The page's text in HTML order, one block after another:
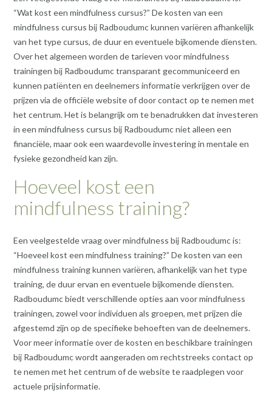
“Wat kost een mindfulness cursus?” De kosten van een
mindfulness cursus bij Radboudumc kunnen variëren afhankelijk
van het type cursus, de duur en eventuele bijkomende diensten.
Over het algemeen worden de tarieven voor mindfulness
trainingen bij Radboudumc transparant gecommuniceerd en
kunnen patiënten en deelnemers informatie verkrijgen over de
prijzen via de officiële website of door contact op te nemen met
het centrum. Het is belangrijk om te benadrukken dat investeren
in een mindfulness cursus bij Radboudumc niet alleen een
financiële, maar ook een waardevolle investering in mentale en
fysieke gezondheid kan zijn.
Hoeveel kost een
mindfulness training?
Een veelgestelde vraag over mindfulness bij Radboudumc is:
“Hoeveel kost een mindfulness training?” De kosten van een
mindfulness training kunnen variëren, afhankelijk van het type
training, de duur ervan en eventuele bijkomende diensten.
Radboudumc biedt verschillende opties aan voor mindfulness
trainingen, zowel voor individuen als groepen, met prijzen die
afgestemd zijn op de specifieke behoeften van de deelnemers.
Voor meer informatie over de kosten en beschikbare trainingen
bij Radboudumc wordt aangeraden om rechtstreeks contact op
te nemen met het centrum of de website te raadplegen voor
actuele prijsinformatie.